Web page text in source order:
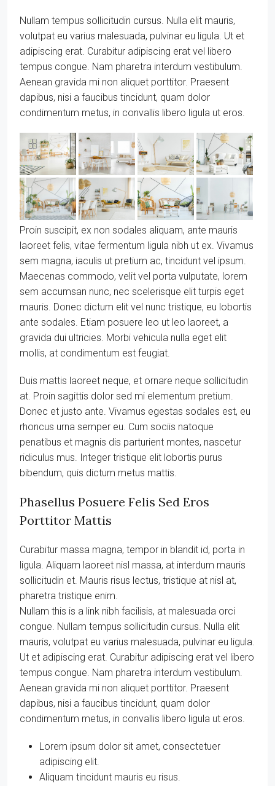
Nullam tempus sollicitudin cursus. Nulla elit mauris,
volutpat eu varius malesuada, pulvinar eu ligula. Ut et
adipiscing erat. Curabitur adipiscing erat vel libero
tempus congue. Nam pharetra interdum vestibulum.
Aenean gravida mi non aliquet porttitor. Praesent
dapibus, nisi a faucibus tincidunt, quam dolor
condimentum metus, in convallis libero ligula ut eros.
Proin suscipit, ex non sodales aliquam, ante mauris
laoreet felis, vitae fermentum ligula nibh ut ex. Vivamus
sem magna, iaculis ut pretium ac, tincidunt vel ipsum.
Maecenas commodo, velit vel porta vulputate, lorem
sem accumsan nunc, nec scelerisque elit turpis eget
mauris. Donec dictum elit vel nunc tristique, eu lobortis
ante sodales. Etiam posuere leo ut leo laoreet, a
gravida dui ultricies. Morbi vehicula nulla eget elit
mollis, at condimentum est feugiat.
Duis mattis laoreet neque, et ornare neque sollicitudin
at. Proin sagittis dolor sed mi elementum pretium.
Donec et justo ante. Vivamus egestas sodales est, eu
rhoncus urna semper eu. Cum sociis natoque
penatibus et magnis dis parturient montes, nascetur
ridiculus mus. Integer tristique elit lobortis purus
bibendum, quis dictum metus mattis.
Phasellus Posuere Felis Sed Eros
Porttitor Mattis
Curabitur massa magna, tempor in blandit id, porta in
ligula. Aliquam laoreet nisl massa, at interdum mauris
sollicitudin et. Mauris risus lectus, tristique at nisl at,
pharetra tristique enim.
Nullam this is a link nibh facilisis, at malesuada orci
congue. Nullam tempus sollicitudin cursus. Nulla elit
mauris, volutpat eu varius malesuada, pulvinar eu ligula.
Ut et adipiscing erat. Curabitur adipiscing erat vel libero
tempus congue. Nam pharetra interdum vestibulum.
Aenean gravida mi non aliquet porttitor. Praesent
dapibus, nisi a faucibus tincidunt, quam dolor
condimentum metus, in convallis libero ligula ut eros.
Lorem ipsum dolor sit amet, consectetuer
adipiscing elit.
Aliquam tincidunt mauris eu risus.